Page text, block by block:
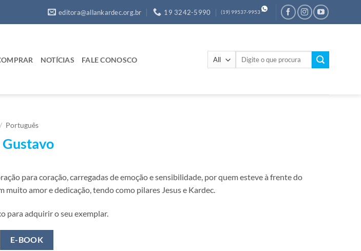
editora@allankardec.org.br 19 3242-5990 (19) 99537-9953
NOTÍCIAS FALE CONOSCO
Pesquisar
/ Português
Gustavo
para coração, carregadas de emoção e sensibilidade, por quem esteve à frente do
muito amor e dedicação, tendo como pilares Jesus e Kardec.
para adquirir o seu exemplar.
E-BOOK